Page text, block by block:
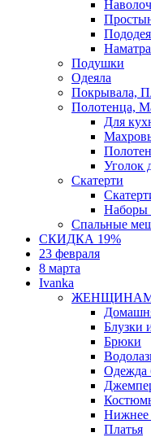
Подушки
Одеяла
Покрывала,
Полотенца,
Для
Уголок
Скатерти
Наборы
Спальные
СКИДКА 19%
23 февраля
8 марта
Ivanka
Блузки
Брюки
Одежда
Нижнее
Платья